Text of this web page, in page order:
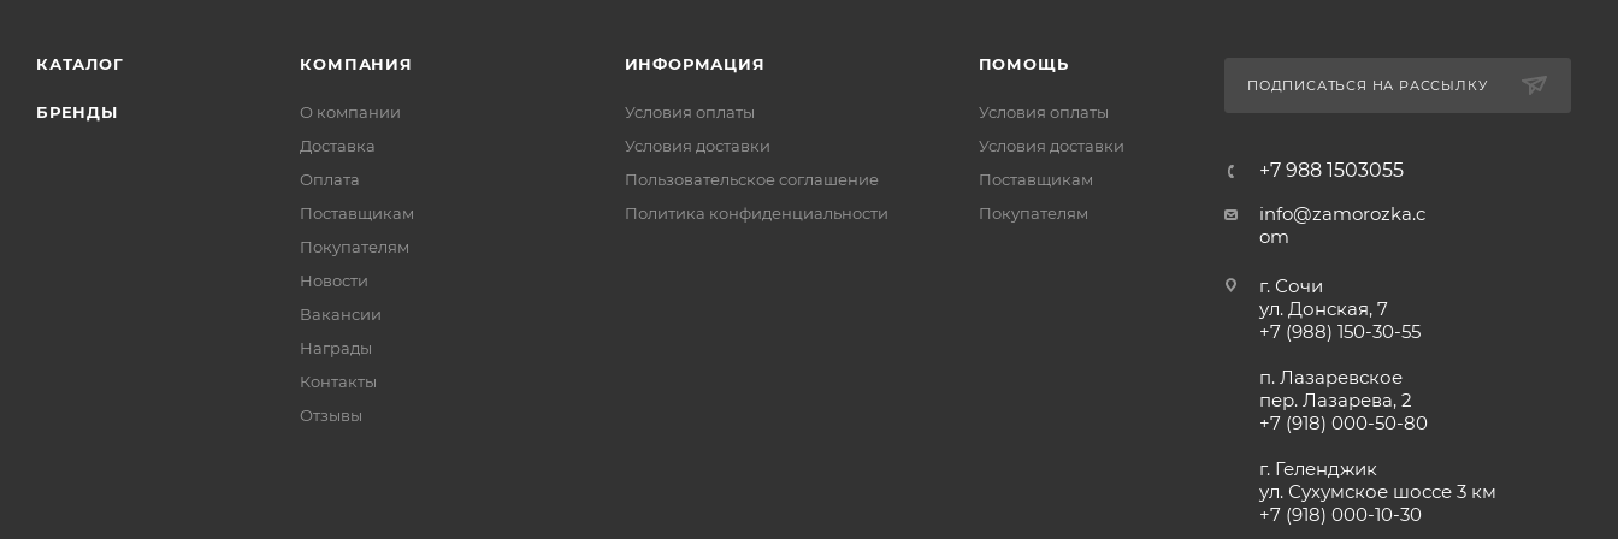
КАТАЛОГ
БРЕНДЫ
КОМПАНИЯ
О компании
Доставка
Оплата
Поставщикам
Покупателям
Новости
Вакансии
Награды
Контакты
Отзывы
ИНФОРМАЦИЯ
Условия оплаты
Условия доставки
Пользовательское соглашение
Политика конфиденциальности
ПОМОЩЬ
Условия оплаты
Условия доставки
Поставщикам
Покупателям
ПОДПИСАТЬСЯ НА РАССЫЛКУ
+7 988 1503055
info@zamorozka.c
om
г. Сочи
ул. Донская, 7
+7 (988) 150-30-55
п. Лазаревское
пер. Лазарева, 2
+7 (918) 000-50-80
г. Геленджик
ул. Сухумское шоссе 3 км
+7 (918) 000-10-30